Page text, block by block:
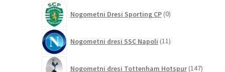
Nogometni Dresi Sporting CP 0izdelkov
Nogometni dresi SSC Napoli 11izdelkov
Nogometni dresi Tottenham Hotspur 147